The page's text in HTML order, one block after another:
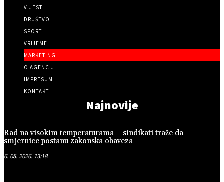
VIJESTI
DRUŠTVO
SPORT
VRIJEME
MARKETING
O AGENCIJI
IMPRESUM
KONTAKT
Najnovije
Rad na visokim temperaturama – sindikati traže da
smjernice postanu zakonska obaveza
6. 08. 2026. 13:18